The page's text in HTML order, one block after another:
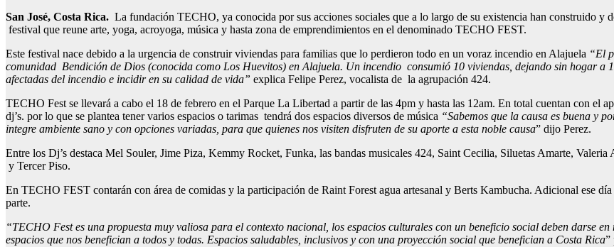
San José, Costa Rica. La fundación TECHO, ya conocida por sus acciones sociales que a lo largo de su existencia han construido
festival que reune arte, yoga, acroyoga, música y hasta zona de emprendimientos en el denominado TECHO FEST.
Este festival nace debido a la urgencia de construir viviendas para familias que lo perdieron todo en un voraz incendio en Alajuela “El
comunidad Bendición de Dios (conocida como Los Huevitos) en Alajuela. Un incendio consumió 10 viviendas, dejando sin hogar a
afectadas del incendio e incidir en su calidad de vida” explica Felipe Perez, vocalista de la agrupación 424.
TECHO Fest se llevará a cabo el 18 de febrero en el Parque La Libertad a partir de las 4pm y hasta las 12am. En total cuentan con el
dj’s. por lo que se plantea tener varios espacios o tarimas tendrá dos espacios diversos de música “Sabemos que la causa es buena y
integre ambiente sano y con opciones variadas, para que quienes nos visiten disfruten de su aporte a esta noble causa” dijo Perez.
Entre los Dj’s destaca Mel Souler, Jime Piza, Kemmy Rocket, Funka, las bandas musicales 424, Saint Cecilia, Siluetas Amarte,
y Tercer Piso.
En TECHO FEST contarán con área de comidas y la participación de Raint Forest agua artesanal y Berts Kambucha. Adicional ese día
parte.
“TECHO Fest es una propuesta muy valiosa para el contexto nacional, los espacios culturales con un beneficio social deben darse
espacios que nos benefician a todos y todas. Espacios saludables, inclusivos y con una proyección social que benefician a Costa Rica”